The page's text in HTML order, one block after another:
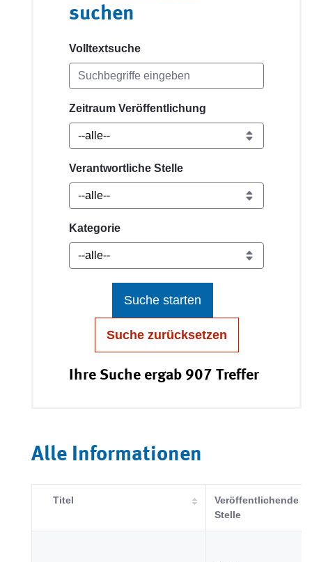
suchen
Volltextsuche
Zeitraum Veröffentlichung
Verantwortliche Stelle
Kategorie
Suche starten
Suche zurücksetzen
Ihre Suche ergab 907 Treffer
Alle Informationen
Titel
Veröffentlichende
Stelle